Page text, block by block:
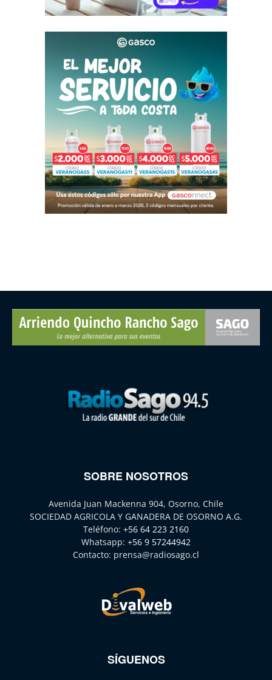
SOBRE NOSOTROS
Avenida Juan Mackenna 904, Osorno, Chile
SOCIEDAD AGRICOLA Y GANADERA DE OSORNO A.G.
Teléfono: +56 64 223 2160
Whatsapp: +56 9 57244942
Contacto: prensa@radiosago.cl
SÍGUENOS